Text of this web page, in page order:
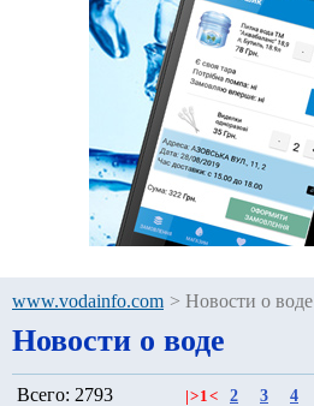
www.vodainfo.com > Новости о воде
Новости о воде
Всего: 2793 >1< 2 3 4